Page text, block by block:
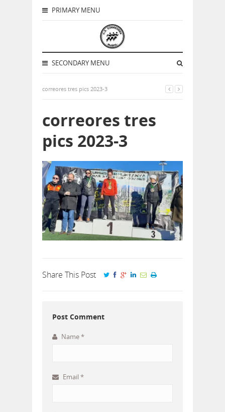
PRIMARY MENU
SECONDARY MENU
correores tres pics 2023-3
correores tres
pics 2023-3
Share This Post
Post Comment
Name*
Email *